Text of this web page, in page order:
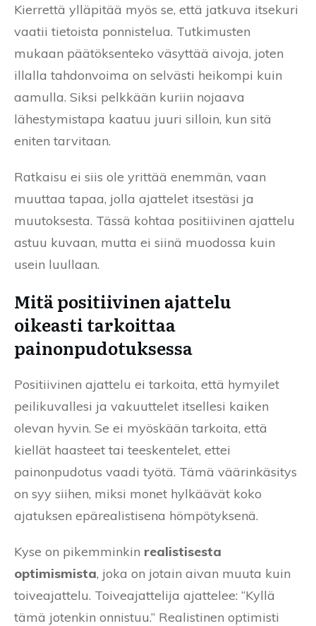
Kierrettä ylläpitää myös se, että jatkuva itsekuri
vaatii tietoista ponnistelua. Tutkimusten
mukaan päätöksenteko väsyttää aivoja, joten
illalla tahdonvoima on selvästi heikompi kuin
aamulla. Siksi pelkkään kuriin nojaava
lähestymistapa kaatuu juuri silloin, kun sitä
eniten tarvitaan.
Ratkaisu ei siis ole yrittää enemmän, vaan
muuttaa tapaa, jolla ajattelet itsestäsi ja
muutoksesta. Tässä kohtaa positiivinen ajattelu
astuu kuvaan, mutta ei siinä muodossa kuin
usein luullaan.
Mitä positiivinen ajattelu
oikeasti tarkoittaa
painonpudotuksessa
Positiivinen ajattelu ei tarkoita, että hymyilet
peilikuvallesi ja vakuuttelet itsellesi kaiken
olevan hyvin. Se ei myöskään tarkoita, että
kiellät haasteet tai teeskentelet, ettei
painonpudotus vaadi työtä. Tämä väärinkäsitys
on syy siihen, miksi monet hylkäävät koko
ajatuksen epärealistisena hömpötyksenä.
Kyse on pikemminkin realistisesta
optimismista, joka on jotain aivan muuta kuin
toiveajattelu. Toiveajattelija ajattelee: “Kyllä
tämä jotenkin onnistuu.” Realistinen optimisti